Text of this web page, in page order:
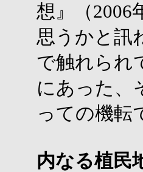
想』（2006
思うかと訊
で触れられ
にあった、
っての機転
内なる植民